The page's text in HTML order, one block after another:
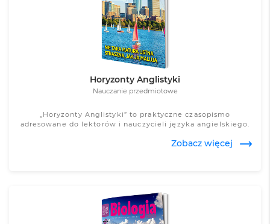
Horyzonty Anglistyki
Nauczanie przedmiotowe
„Horyzonty Anglistyki” to praktyczne czasopismo
adresowane do lektorów i nauczycieli języka angielskiego.
Zobacz więcej